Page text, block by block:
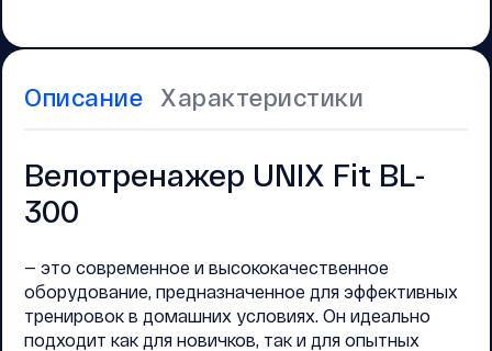
Описание Характеристики
Велотренажер UNIX Fit BL-
300
— это современное и высококачественное
оборудование, предназначенное для эффективных
тренировок в домашних условиях. Он идеально
подходит как для новичков, так и для опытных